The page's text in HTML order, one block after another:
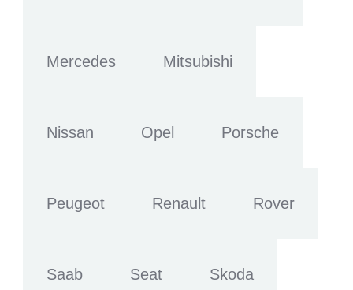
Mercedes Mitsubishi
Nissan Opel Porsche
Peugeot Renault Rover
Saab Seat Skoda